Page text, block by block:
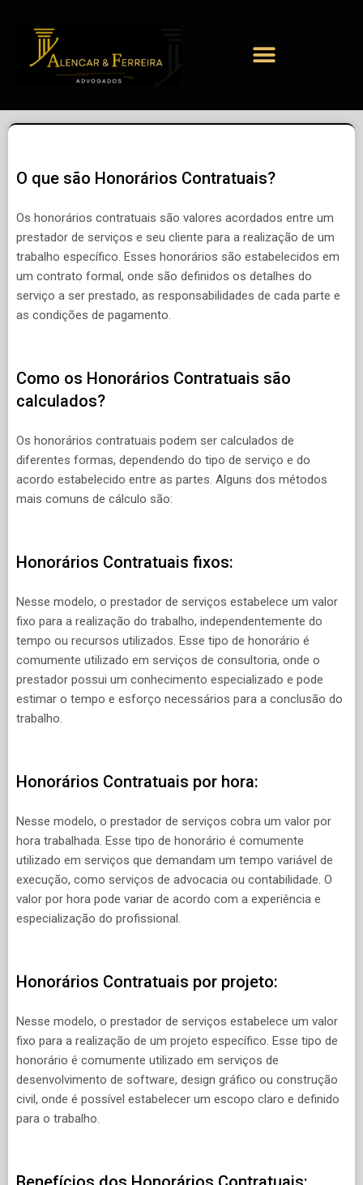
O que são Honorários Contratuais?
Os honorários contratuais são valores acordados entre um
prestador de serviços e seu cliente para a realização de um
trabalho específico. Esses honorários são estabelecidos em
um contrato formal, onde são definidos os detalhes do
serviço a ser prestado, as responsabilidades de cada parte e
as condições de pagamento.
Como os Honorários Contratuais são
calculados?
Os honorários contratuais podem ser calculados de
diferentes formas, dependendo do tipo de serviço e do
acordo estabelecido entre as partes. Alguns dos métodos
mais comuns de cálculo são:
Honorários Contratuais fixos:
Nesse modelo, o prestador de serviços estabelece um valor
fixo para a realização do trabalho, independentemente do
tempo ou recursos utilizados. Esse tipo de honorário é
comumente utilizado em serviços de consultoria, onde o
prestador possui um conhecimento especializado e pode
estimar o tempo e esforço necessários para a conclusão do
trabalho.
Honorários Contratuais por hora:
Nesse modelo, o prestador de serviços cobra um valor por
hora trabalhada. Esse tipo de honorário é comumente
utilizado em serviços que demandam um tempo variável de
execução, como serviços de advocacia ou contabilidade. O
valor por hora pode variar de acordo com a experiência e
especialização do profissional.
Honorários Contratuais por projeto:
Nesse modelo, o prestador de serviços estabelece um valor
fixo para a realização de um projeto específico. Esse tipo de
honorário é comumente utilizado em serviços de
desenvolvimento de software, design gráfico ou construção
civil, onde é possível estabelecer um escopo claro e definido
para o trabalho.